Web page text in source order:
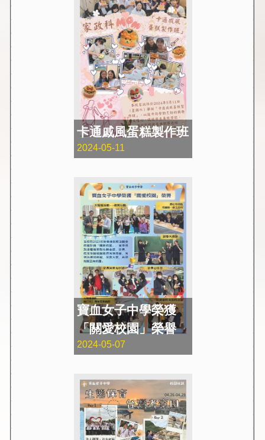
卡通戚風蛋糕製作班
2024-05-11
寶血女子中學榮獲
「關愛校園」榮譽
2024-05-07